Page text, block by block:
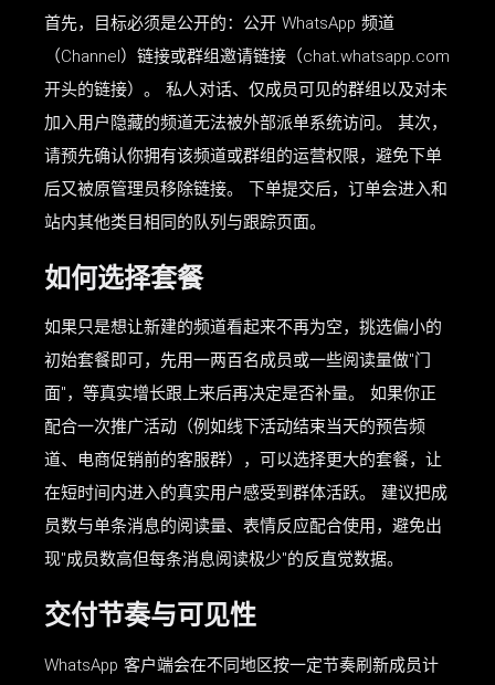
首先，目标必须是公开的：公开 WhatsApp 频道
（Channel）链接或群组邀请链接（chat.whatsapp.com
开头的链接）。 私人对话、仅成员可见的群组以及对未
加入用户隐藏的频道无法被外部派单系统访问。 其次，
请预先确认你拥有该频道或群组的运营权限，避免下单
后又被原管理员移除链接。 下单提交后，订单会进入和
站内其他类目相同的队列与跟踪页面。
如何选择套餐
如果只是想让新建的频道看起来不再为空，挑选偏小的
初始套餐即可，先用一两百名成员或一些阅读量做"门
面"，等真实增长跟上来后再决定是否补量。 如果你正
配合一次推广活动（例如线下活动结束当天的预告频
道、电商促销前的客服群），可以选择更大的套餐，让
在短时间内进入的真实用户感受到群体活跃。 建议把成
员数与单条消息的阅读量、表情反应配合使用，避免出
现"成员数高但每条消息阅读极少"的反直觉数据。
交付节奏与可见性
WhatsApp 客户端会在不同地区按一定节奏刷新成员计